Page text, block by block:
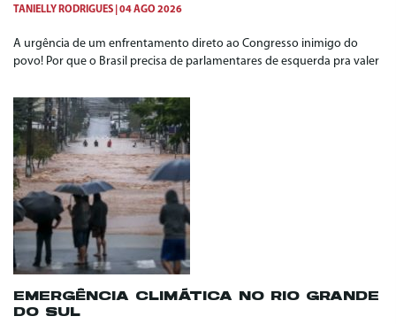
TANIELLY RODRIGUES 04 AGO 2026
A urgência de um enfrentamento direto ao Congresso inimigo do
povo! Por que o Brasil precisa de parlamentares de esquerda pra valer
EMERGÊNCIA CLIMÁTICA NO RIO GRANDE
DO SUL